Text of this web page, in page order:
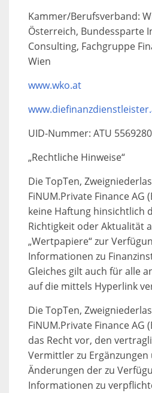
Kammer/Berufsverband:
Österreich, Bundessparte
Consulting, Fachgruppe
Wien
www.wko.at
UID-Nummer: ATU
„Rechtliche Hinweise“
Die TopTen,
FiNUM.Private Finance
keine Haftung hinsichtlich
Richtigkeit oder Aktualität
„Wertpapiere“ zur
Informationen zu
Gleiches gilt auch für alle
auf die mittels Hyperlink
Die TopTen,
FiNUM.Private Finance AG
das Recht vor, den
Vermittler zu
Änderungen der zu
Informationen zu